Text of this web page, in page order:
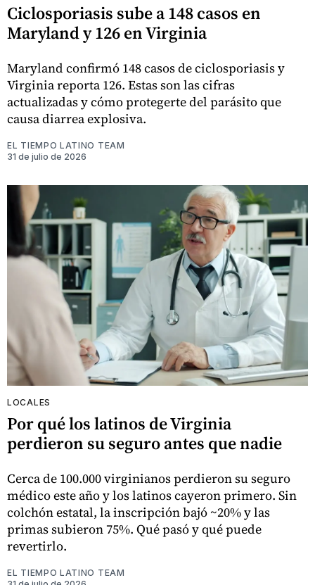
Ciclosporiasis sube a 148 casos en
Maryland y 126 en Virginia
Maryland confirmó 148 casos de ciclosporiasis y
Virginia reporta 126. Estas son las cifras
actualizadas y cómo protegerte del parásito que
causa diarrea explosiva.
EL TIEMPO LATINO TEAM
31 de julio de 2026
LOCALES
Por qué los latinos de Virginia
perdieron su seguro antes que nadie
Cerca de 100.000 virginianos perdieron su seguro
médico este año y los latinos cayeron primero. Sin
colchón estatal, la inscripción bajó ~20% y las
primas subieron 75%. Qué pasó y qué puede
revertirlo.
EL TIEMPO LATINO TEAM